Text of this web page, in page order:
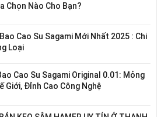
Chọn Nào Cho Bạn?
Cao Su Sagami Mới Nhất 2025 : Chi
Loại
Cao Su Sagami Original 0.01: Mỏng
Giới, Đỉnh Cao Công Nghệ